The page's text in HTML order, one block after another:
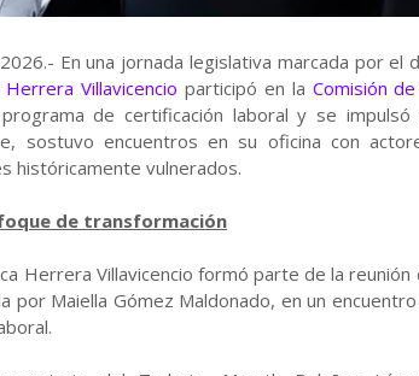
En una jornada legislativa marcada por el
Herrera Villavicencio participó en la Comisión
de certificación laboral y se impulsó
sostuvo encuentros en su oficina con
históricamente vulnerados.
de transformación
Herrera Villavicencio formó parte de la
por Maiella Gómez Maldonado, en un